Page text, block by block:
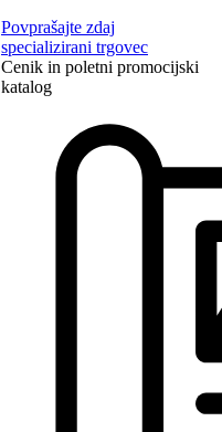
Povprašajte zdaj
specializirani trgovec
Cenik in poletni promocijski
katalog